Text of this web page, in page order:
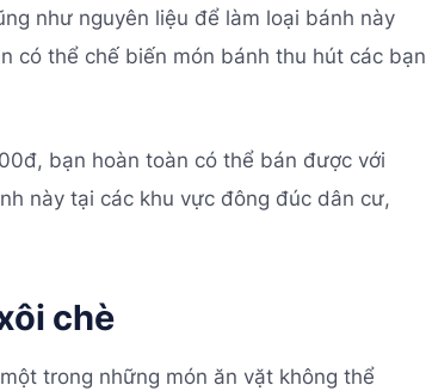
như nguyên liệu để làm loại bánh này
có thể chế biến món bánh thu hút các bạn
bạn hoàn toàn có thể bán được với
này tại các khu vực đông đúc dân cư,
chè
trong những món ăn vặt không thể